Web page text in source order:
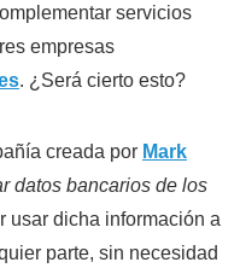
servicios
empresas
. ¿Será cierto esto?
creada por Mark
datos bancarios de los
usar dicha información a
parte, sin necesidad